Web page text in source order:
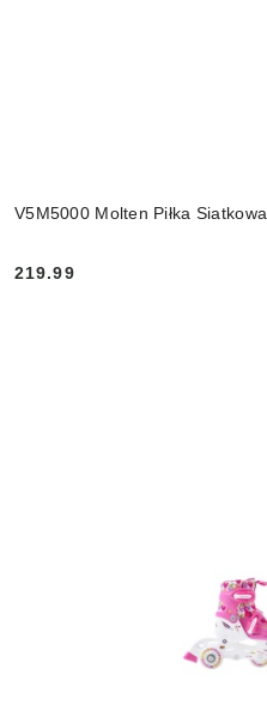
V5M5000 Molten Piłka Siatkowa
Cena:
219.99